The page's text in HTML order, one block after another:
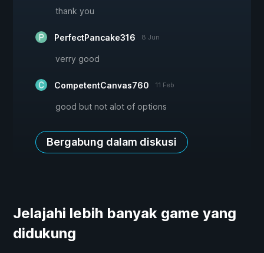
thank you
PerfectPancake316 8 Jun
verry good
CompetentCanvas760 11 Feb
good but not alot of options
Bergabung dalam diskusi
Jelajahi lebih banyak game yang
didukung